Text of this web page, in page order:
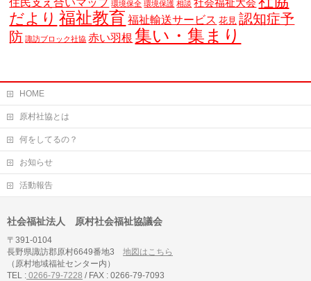
環境保全 環境保護 相談 社会福祉大会
だより 福祉教育 福祉輸送サービス 花見 認知症予
防 諏訪ブロック社協 赤い羽根 集い・集まり
HOME
原村社協とは
何をしてるの？
お知らせ
活動報告
社会福祉法人 原村社会福祉協議会
〒391-0104
長野県諏訪郡原村6649番地3 地図はこちら
（原村地域福祉センター内）
TEL : 0266-79-7228 / FAX : 0266-79-7093